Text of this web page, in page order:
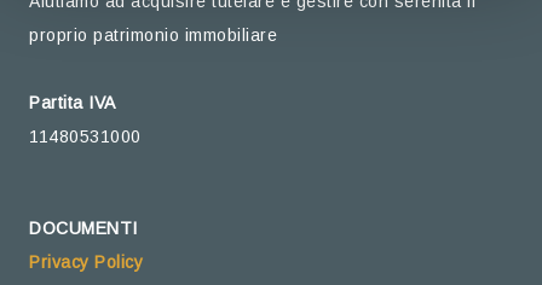
proprio patrimonio immobiliare
Partita IVA
11480531000
DOCUMENTI
Privacy Policy